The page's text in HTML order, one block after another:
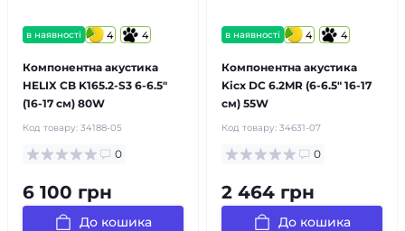
в наявності 4 4
Компонентна акустика
HELIX CB K165.2-S3 6-6.5″
(16-17 см) 80W
Код товару: 34188-05
0
6 100 грн
До кошика
в наявності 4 4
Компонентна акустика
Kicx DC 6.2MR (6-6.5″ 16-17
см) 55W
Код товару: 34631-07
0
2 464 грн
До кошика